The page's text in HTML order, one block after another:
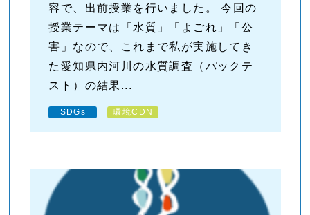
容で、出前授業を行いました。 今回の
授業テーマは「水質」「よごれ」「公
害」なので、これまで私が実施してき
た愛知県内河川の水質調査（パックテ
スト）の結果...
SDGs 環境CDN